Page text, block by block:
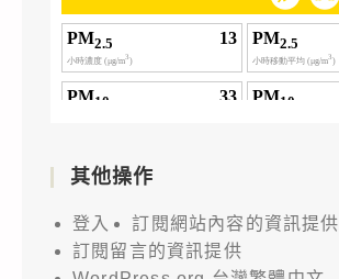
其他操作
登入
訂閱網站內容的資訊提供
訂閱留言的資訊提供